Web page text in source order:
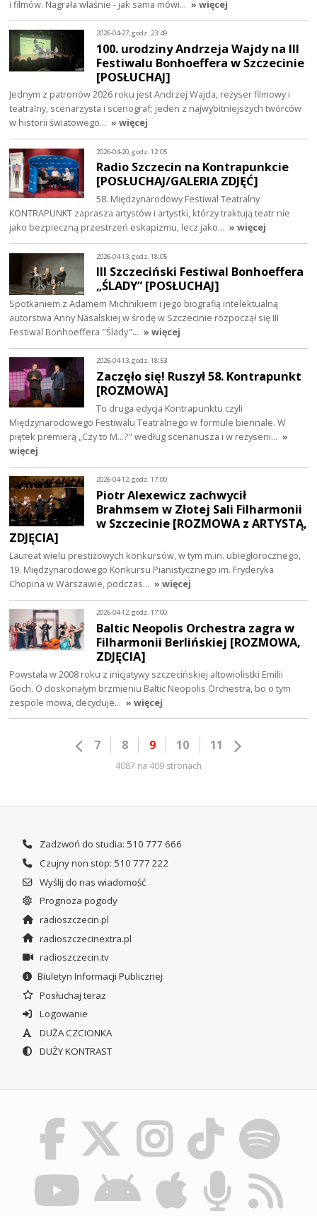
i filmów. Nagrała właśnie - jak sama mówi… » więcej
2026-04-27, godz. 23:49
100. urodziny Andrzeja Wajdy na III
Festiwalu Bonhoeffera w Szczecinie
[POSŁUCHAJ]
Jednym z patronów 2026 roku jest Andrzej Wajda, reżyser filmowy i
teatralny, scenarzysta i scenograf; jeden z najwybitniejszych twórców
w historii światowego… » więcej
2026-04-20, godz. 12:05
Radio Szczecin na Kontrapunkcie
[POSŁUCHAJ/GALERIA ZDJĘĆ]
58. Międzynarodowy Festiwal Teatralny
KONTRAPUNKT zaprasza artystów i artystki, którzy traktują teatr nie
jako bezpieczną przestrzeń eskapizmu, lecz jako… » więcej
2026-04-13, godz. 18:05
III Szczeciński Festiwal Bonhoeffera
„ŚLADY” [POSŁUCHAJ]
Spotkaniem z Adamem Michnikiem i jego biografią intelektualną
autorstwa Anny Nasalskiej w środę w Szczecinie rozpoczął się III
Festiwal Bonhoeffera "Ślady"… » więcej
2026-04-13, godz. 18:53
Zaczęło się! Ruszył 58. Kontrapunkt
[ROZMOWA]
To druga edycja Kontrapunktu czyli
Międzynarodowego Festiwalu Teatralnego w formule biennale. W
piętek premierą „Czy to M…?" według scenariusza i w reżyserii… »
więcej
2026-04-12, godz. 17:00
Piotr Alexewicz zachwycił
Brahmsem w Złotej Sali Filharmonii
w Szczecinie [ROZMOWA z ARTYSTĄ,
ZDJĘCIA]
Laureat wielu prestiżowych konkursów, w tym m.in. ubiegłorocznego,
19. Międzynarodowego Konkursu Pianistycznego im. Fryderyka
Chopina w Warszawie, podczas… » więcej
2026-04-12, godz. 17:00
Baltic Neopolis Orchestra zagra w
Filharmonii Berlińskiej [ROZMOWA,
ZDJĘCIA]
Powstała w 2008 roku z inicjatywy szczecińskiej altowiolistki Emilii
Goch. O doskonałym brzmieniu Baltic Neopolis Orchestra, bo o tym
zespole mowa, decyduje… » więcej
7 8 9 10 11
4087 na 409 stronach
Zadzwoń do studia: 510 777 666
Czujny non stop: 510 777 222
Wyślij do nas wiadomość
Prognoza pogody
radioszczecin.pl
radioszczecinextra.pl
radioszczecin.tv
Biuletyn Informacji Publicznej
Posłuchaj teraz
Logowanie
DUŻA CZCIONKA
DUŻY KONTRAST